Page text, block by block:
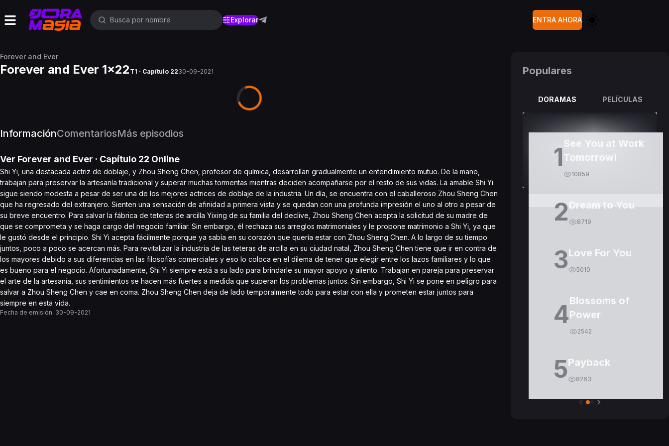
Explorar ENTRA AHORA
Forever and Ever
Forever and Ever 1x22 T1 · Capítulo 2230-09-2021
InformaciónComentariosMás episodios
Ver Forever and Ever · Capítulo 22 Online
Shi Yi, una destacada actriz de doblaje, y Zhou Sheng Chen, profesor de química, desarrollan gradualmente un entendimiento mutuo. De la mano,
trabajan para preservar la artesanía tradicional y superar muchas tormentas mientras deciden acompañarse por el resto de sus vidas. La amable Shi Yi
sigue siendo modesta a pesar de ser una de los mejores actrices de doblaje de la industria. Un día, se encuentra con el caballeroso Zhou Sheng Chen
que ha regresado del extranjero. Sienten una sensación de afinidad a primera vista y se quedan con una profunda impresión el uno al otro a pesar de
su breve encuentro. Para salvar la fábrica de teteras de arcilla Yixing de su familia del declive, Zhou Sheng Chen acepta la solicitud de su madre de
que se comprometa y se haga cargo del negocio familiar. Sin embargo, él rechaza sus arreglos matrimoniales y le propone matrimonio a Shi Yi, ya que
le gustó desde el principio. Shi Yi acepta fácilmente porque ya sabía en su corazón que quería estar con Zhou Sheng Chen. A lo largo de su tiempo
juntos, poco a poco se acercan más. Para revitalizar la industria de las teteras de arcilla en su ciudad natal, Zhou Sheng Chen tiene que ir en contra de
los mayores debido a sus diferencias en las filosofías comerciales y eso lo coloca en el dilema de tener que elegir entre los lazos familiares y lo que
es bueno para el negocio. Afortunadamente, Shi Yi siempre está a su lado para brindarle su mayor apoyo y aliento. Trabajan en pareja para preservar
el arte de la artesanía, sus sentimientos se hacen más fuertes a medida que superan los problemas juntos. Sin embargo, Shi Yi se pone en peligro para
salvar a Zhou Sheng Chen y cae en coma. Zhou Sheng Chen deja de lado temporalmente todo para estar con ella y prometen estar juntos para
siempre en esta vida.
Fecha de emisión: 30-09-2021
Populares
DORAMAS PELÍCULAS
1See You at Work
Tomorrow!
10859
2 Dream to You
8719
3Love For You
5010
4Blossoms of
Power
2542
5Payback
8263